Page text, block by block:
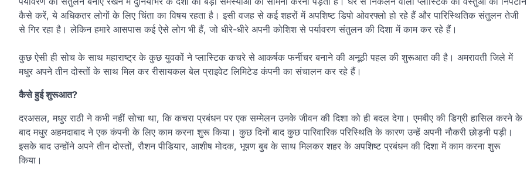
कैसे करें, ये अधिकतर लोगों के लिए चिंता का विषय रहता है। इसी वजह से कई शहरों में अपशिष्ट डिपो ओवरफ्लो हो रहे हैं और पारिस्थितिक संतुलन तेजी
से गिर रहा है। लेकिन हमारे आसपास कई ऐसे लोग भी हैं, जो धीरे-धीरे अपनी कोशिश से पर्यावरण संतुलन की दिशा में काम कर रहे हैं।
कुछ ऐसी ही सोच के साथ महाराष्ट्र के कुछ युवकों ने प्लास्टिक कचरे से आकर्षक फर्नीचर बनाने की अनूठी पहल की शुरूआत की है। अमरावती जिले में
मधुर अपने तीन दोस्तों के साथ मिल कर रीसायकल बेल प्राइवेट लिमिटेड कंपनी का संचालन कर रहे हैं।
कैसे हुई शुरूआत?
दरअसल, मधुर राठी ने कभी नहीं सोचा था, कि कचरा प्रबंधन पर एक सम्मेलन उनके जीवन की दिशा को ही बदल देगा। एमबीए की डिग्री हासिल करने के
बाद मधुर अहमदाबाद ने एक कंपनी के लिए काम करना शुरू किया। कुछ दिनों बाद कुछ पारिवारिक परिस्थिति के कारण उन्हें अपनी नौकरी छोड़नी पड़ी।
इसके बाद उन्होंने अपने तीन दोस्तों, रौशन पीडियार, आशीष मोदक, भूषण बुब के साथ मिलकर शहर के अपशिष्ट प्रबंधन की दिशा में काम करना शुरू
किया।